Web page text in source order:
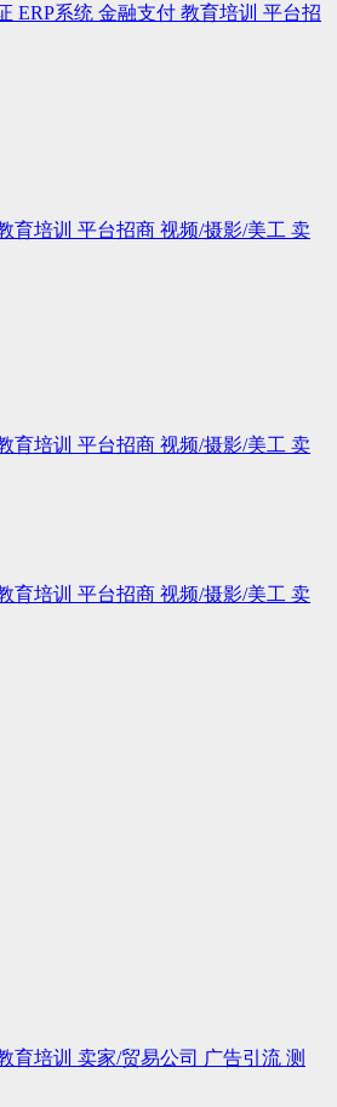
ERP系统 金融支付 教育培训 平台招
育培训 平台招商 视频/摄影/美工 卖
育培训 平台招商 视频/摄影/美工 卖
育培训 平台招商 视频/摄影/美工 卖
育培训 卖家/贸易公司 广告引流 测